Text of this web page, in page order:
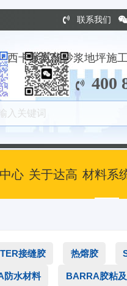
联系我们
西卡聚氨酯砂浆地坪施
400
心 关于达高 材料系
接缝胶 热熔胶
防水材料 BARRA胶粘